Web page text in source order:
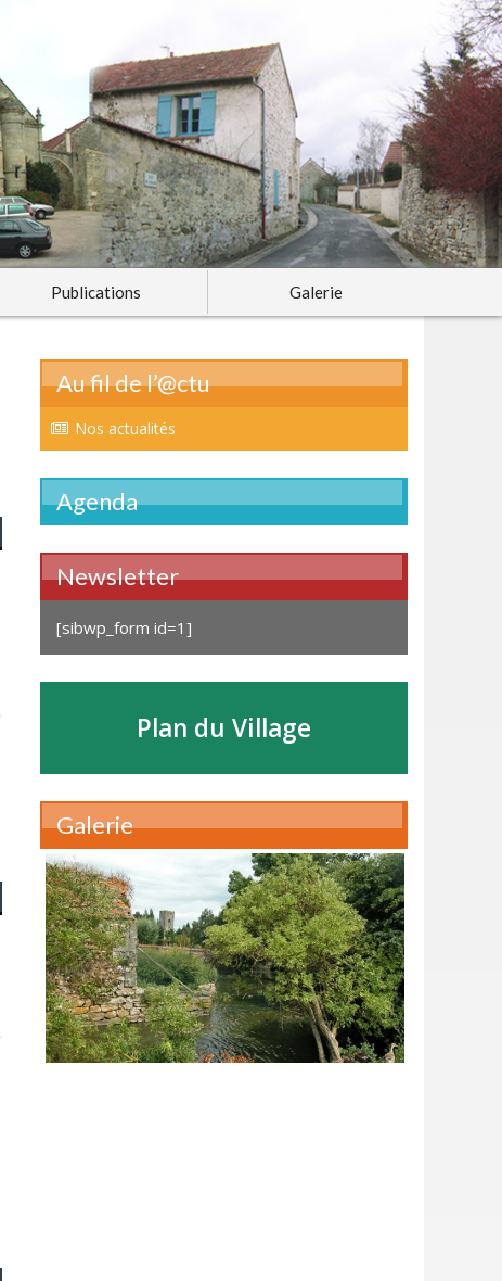
Publications Galerie
Au fil de l’@ctu
Nos actualités
Agenda
Newsletter
[sibwp_form id=1]
Plan du Village
Galerie